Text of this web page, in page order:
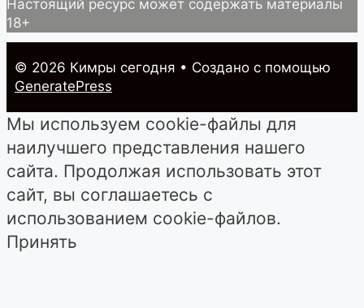
Настоящий ресурс может содержать материалы
18+
© 2026 Кимры cегодня • Создано с помощью
GeneratePress
Мы используем cookie-файлы для
наилучшего представления нашего
сайта. Продолжая использовать этот
сайт, вы соглашаетесь с
использованием cookie-файлов.
Принять